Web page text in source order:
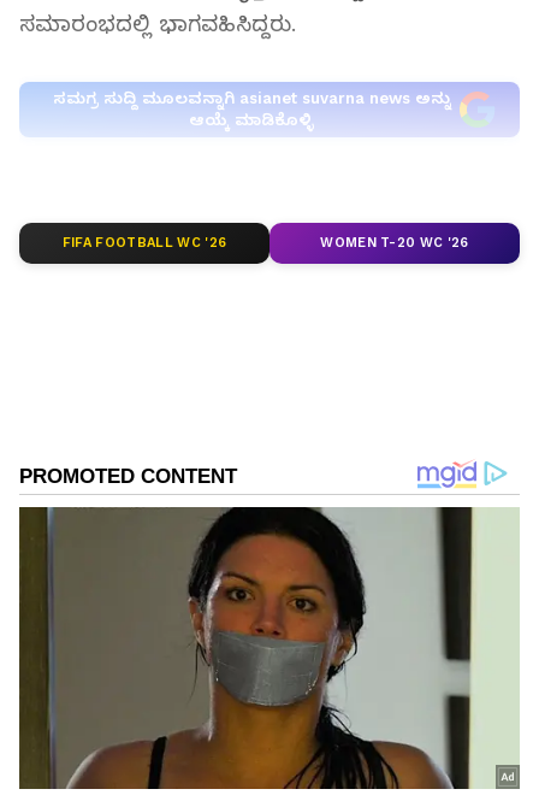
ಸಮಾರಂಭದಲ್ಲಿ ಭಾಗವಹಿಸಿದ್ದರು.
ಸಮಗ್ರ ಸುದ್ದಿ ಮೂಲವನ್ನಾಗಿ asianet suvarna news ಅನ್ನು
ಆಯ್ಕೆ ಮಾಡಿಕೊಳ್ಳಿ
FIFA FOOTBALL WC '26 WOMEN T-20 WC '26